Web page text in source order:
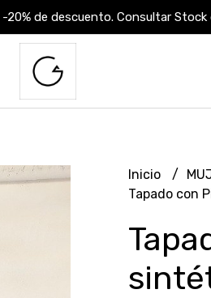
de descuento. Consultar
Inicio
Tapado con